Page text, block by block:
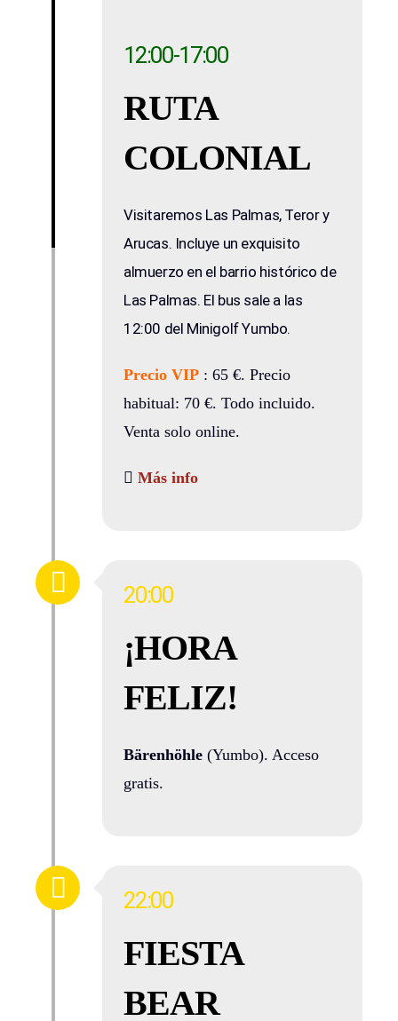
12:00-17:00
RUTA
COLONIAL
Visitaremos Las Palmas, Teror y
Arucas. Incluye un exquisito
almuerzo en el barrio histórico de
Las Palmas. El bus sale a las
12:00 del Minigolf Yumbo.
Precio VIP : 65 €. Precio
habitual: 70 €. Todo incluido.
Venta solo online.
Más info
20:00
¡HORA
FELIZ!
Bärenhöhle (Yumbo). Acceso
gratis.
22:00
FIESTA
BEAR